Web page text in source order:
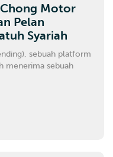
Motor
Pelan
Syariah
sebuah platform
menerima sebuah